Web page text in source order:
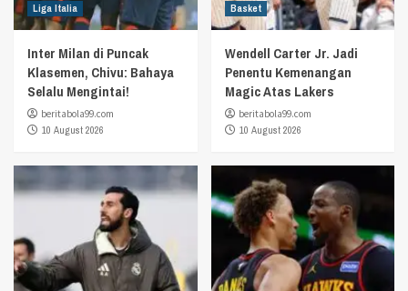
Liga Italia
Inter Milan di Puncak
Klasemen, Chivu: Bahaya
Selalu Mengintai!
beritabola99.com
10 August 2026
Basket
Wendell Carter Jr. Jadi
Penentu Kemenangan
Magic Atas Lakers
beritabola99.com
10 August 2026